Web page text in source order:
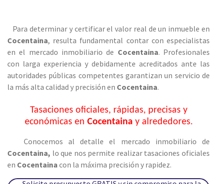
Para determinar y certificar el valor real de un inmueble en
Cocentaina, resulta fundamental contar con especialistas
en el mercado inmobiliario de Cocentaina. Profesionales
con larga experiencia y debidamente acreditados ante las
autoridades públicas competentes garantizan un servicio de
la más alta calidad y precisión en Cocentaina.
Tasaciones oficiales, rápidas, precisas y
económicas en Cocentaina y alrededores.
Conocemos al detalle el mercado inmobiliario de
Cocentaina, lo que nos permite realizar tasaciones oficiales
en Cocentaina con la máxima precisión y rapidez.